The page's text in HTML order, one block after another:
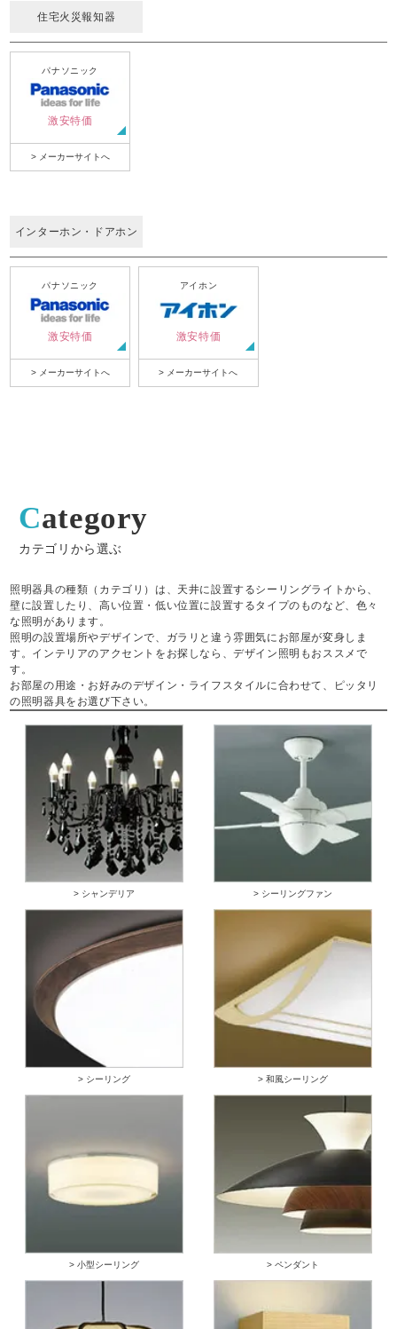
住宅火災報知器
パナソニック
激安特価
> メーカーサイトへ
インターホン・ドアホン
パナソニック
激安特価
> メーカーサイトへ
アイホン
激安特価
> メーカーサイトへ
Category
カテゴリから選ぶ
照明器具の種類（カテゴリ）は、天井に設置するシーリングライトから、
壁に設置したり、高い位置・低い位置に設置するタイプのものなど、色々
な照明があります。
照明の設置場所やデザインで、ガラリと違う雰囲気にお部屋が変身しま
す。インテリアのアクセントをお探しなら、デザイン照明もおススメで
す。
お部屋の用途・お好みのデザイン・ライフスタイルに合わせて、ピッタリ
の照明器具をお選び下さい。
> シャンデリア > シーリングファン
> シーリング > 和風シーリング
> 小型シーリング > ペンダント